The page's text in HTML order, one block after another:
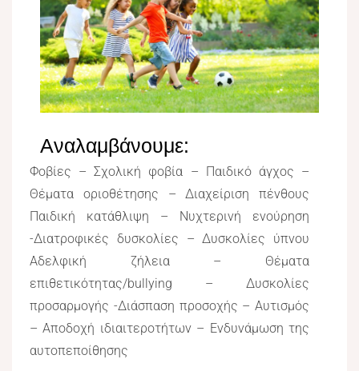
Αναλαμβάνουμε:
Φοβίες – Σχολική φοβία – Παιδικό άγχος –
Θέματα οριοθέτησης – Διαχείριση πένθους
Παιδική κατάθλιψη – Νυχτερινή ενούρηση
-Διατροφικές δυσκολίες – Δυσκολίες ύπνου
Αδελφική ζήλεια – Θέματα
επιθετικότητας/bullying – Δυσκολίες
προσαρμογής -Διάσπαση προσοχής – Αυτισμός
– Αποδοχή ιδιαιτεροτήτων – Ενδυνάμωση της
αυτοπεποίθησης